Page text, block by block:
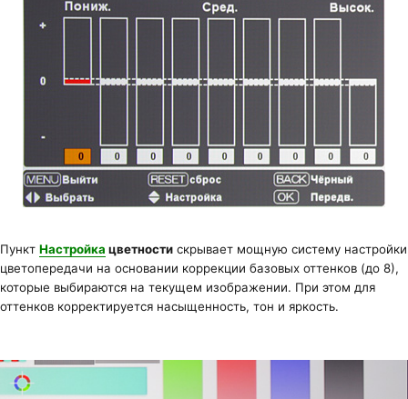
Пункт Настройка цветности скрывает мощную систему настройки
цветопередачи на основании коррекции базовых оттенков (до 8),
которые выбираются на текущем изображении. При этом для
оттенков корректируется насыщенность, тон и яркость.